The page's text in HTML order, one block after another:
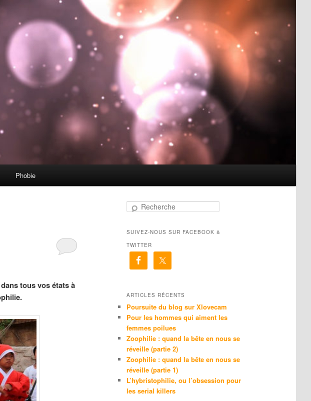
Phobie
tous vos états à
h
e
h
SUIVEZ-NOUS SUR FACEBOOK &
TWITTER
ARTICLES RÉCENTS
Poursuite du blog sur Xlovecam
Pour les hommes qui aiment les
femmes poilues
Zoophilie : quand la bête en nous se
réveille (partie 2)
Zoophilie : quand la bête en nous se
réveille (partie 1)
L’hybristophilie, ou l’obsession pour
les serial killers